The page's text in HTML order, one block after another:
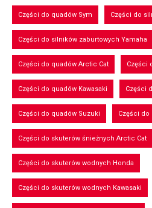
Części do quadów Sym Części do
Części do silników zaburtowych Yamaha
Części do quadów Arctic Cat Części
Części do quadów Kawasaki Części
Części do quadów Suzuki Części do
Części do skuterów śnieżnych Arctic Cat
Części do skuterów wodnych Honda
Części do skuterów wodnych Kawasaki